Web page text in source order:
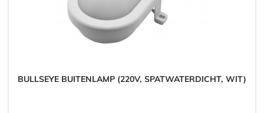
BULLSEYE BUITENLAMP (220V, SPATWATERDICHT, WIT)